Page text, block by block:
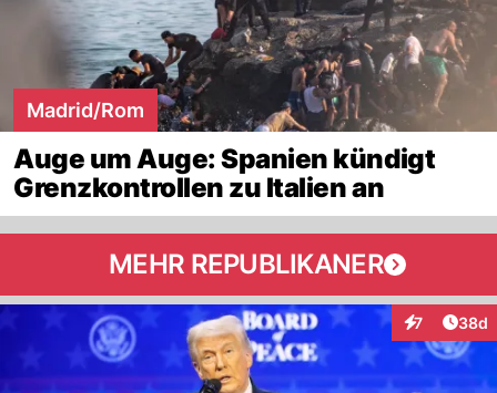
Madrid/Rom
Auge um Auge: Spanien kündigt
Grenzkontrollen zu Italien an
MEHR REPUBLIKANER
7
Interaktionen
38d